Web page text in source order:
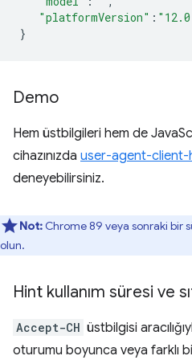
"platformVersion" :
}
Demo
Hem üstbilgileri hem de
cihazınızda user-agent-client-
deneyebilirsiniz.
Not: Chrome 89 veya sonraki bir
olun.
Hint kullanım süresi ve
Accept-CH üstbilgisi
oturumu boyunca veya farklı